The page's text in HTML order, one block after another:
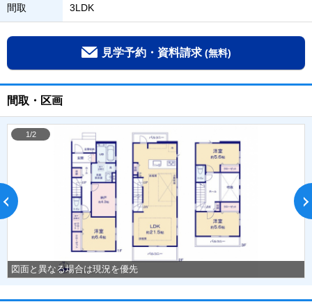
間取 3LDK
見学予約・資料請求 (無料)
間取・区画
図面と異なる場合は現況を優先
1/2